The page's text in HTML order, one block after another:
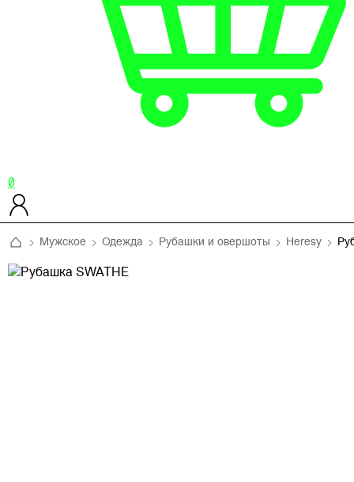
0
Мужское Одежда Рубашки и овершоты Heresy